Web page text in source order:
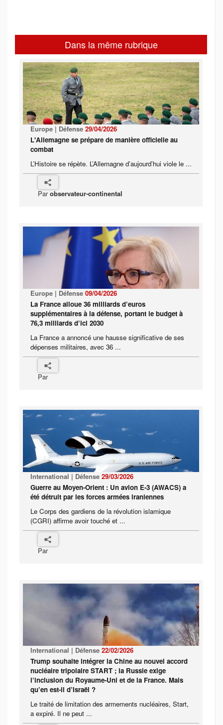
Dans la même rubrique
Europe | Défense 29/04/2026
L'Allemagne se prépare de manière officielle au
combat
L’Histoire se répète. L’Allemagne d’aujourd’hui viole le ...
Parobservateur-continental
Europe | Défense 09/04/2026
La France alloue 36 milliards d’euros
supplémentaires à la défense, portant le budget à
76,3 milliards d’ici 2030
La France a annoncé une hausse significative de ses
dépenses militaires, avec 36 ...
Par
International | Défense 29/03/2026
Guerre au Moyen-Orient : Un avion E-3 (AWACS) a
été détruit par les forces armées iraniennes
Le Corps des gardiens de la révolution islamique
(CGRI) affirme avoir touché et ...
Par
International | Défense 22/02/2026
Trump souhaite intégrer la Chine au nouvel accord
nucléaire tripolaire START ; la Russie exige
l’inclusion du Royaume-Uni et de la France. Mais
qu’en est-il d’Israël ?
Le traité de limitation des armements nucléaires, Start,
a expiré. Il ne peut ...